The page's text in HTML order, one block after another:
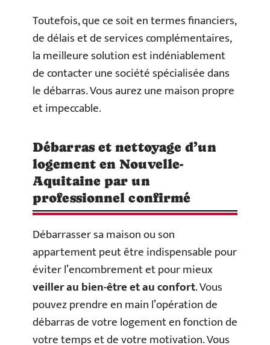
Toutefois, que ce soit en termes financiers,
de délais et de services complémentaires,
la meilleure solution est indéniablement
de contacter une société spécialisée dans
le débarras. Vous aurez une maison propre
et impeccable.
Débarras et nettoyage d’un
logement en Nouvelle-
Aquitaine par un
professionnel confirmé
Débarrasser sa maison ou son
appartement peut être indispensable pour
éviter l’encombrement et pour mieux
veiller au bien-être et au confort. Vous
pouvez prendre en main l’opération de
débarras de votre logement en fonction de
votre temps et de votre motivation. Vous